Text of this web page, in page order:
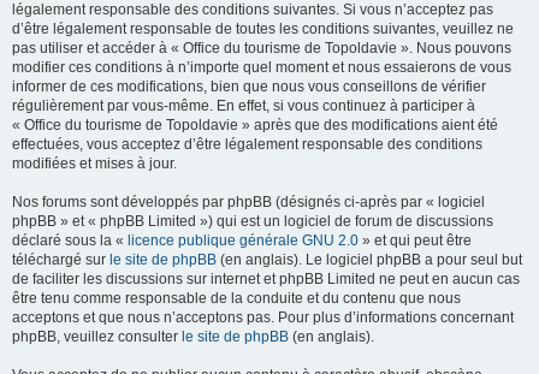
légalement responsable des conditions suivantes. Si vous n’acceptez pas
d’être légalement responsable de toutes les conditions suivantes, veuillez ne
pas utiliser et accéder à « Office du tourisme de Topoldavie ». Nous pouvons
modifier ces conditions à n’importe quel moment et nous essaierons de vous
informer de ces modifications, bien que nous vous conseillons de vérifier
régulièrement par vous-même. En effet, si vous continuez à participer à
« Office du tourisme de Topoldavie » après que des modifications aient été
effectuées, vous acceptez d’être légalement responsable des conditions
modifiées et mises à jour.
Nos forums sont développés par phpBB (désignés ci-après par « logiciel
phpBB » et « phpBB Limited ») qui est un logiciel de forum de discussions
déclaré sous la « licence publique générale GNU 2.0 » et qui peut être
téléchargé sur le site de phpBB (en anglais). Le logiciel phpBB a pour seul but
de faciliter les discussions sur internet et phpBB Limited ne peut en aucun cas
être tenu comme responsable de la conduite et du contenu que nous
acceptons et que nous n’acceptons pas. Pour plus d’informations concernant
phpBB, veuillez consulter le site de phpBB (en anglais).